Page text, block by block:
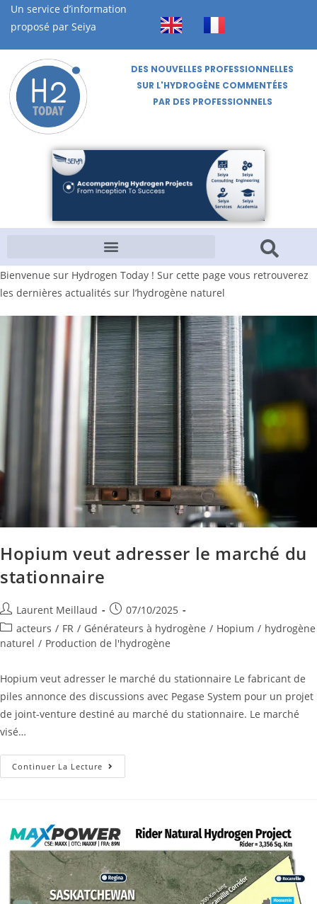
Un service d’information
proposé par Seiya
DES NOUVELLES PROFESSIONNELLES
SUR L'HYDROGÈNE COMMENTÉES
PAR DES PROFESSIONNELS
Bienvenue sur Hydrogen Today ! Sur cette page vous retrouverez
les dernières actualités sur l’hydrogène naturel
Hopium veut adresser le marché du
stationnaire
Laurent Meillaud
07/10/2025
acteurs / FR / Générateurs à hydrogène / Hopium / hydrogène
naturel / Production de l'hydrogène
Hopium veut adresser le marché du stationnaire Le fabricant de
piles annonce des discussions avec Pegase System pour un projet
de joint-venture destiné au marché du stationnaire. Le marché
visé…
Continuer La Lecture